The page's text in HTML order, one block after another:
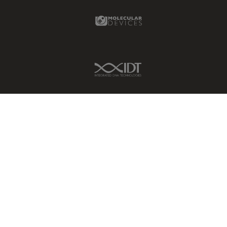
Molecular Devices Link
IDT Link